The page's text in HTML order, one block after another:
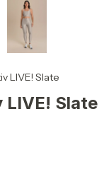
LIVE! Slate
LIVE! Slate